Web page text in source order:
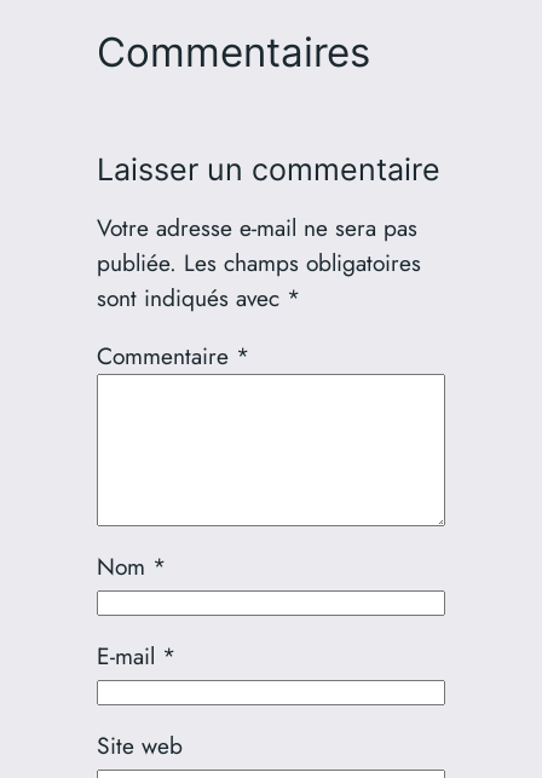
Commentaires
Laisser un commentaire
Votre adresse e-mail ne sera pas
publiée. Les champs obligatoires
sont indiqués avec *
Commentaire *
Nom *
E-mail *
Site web